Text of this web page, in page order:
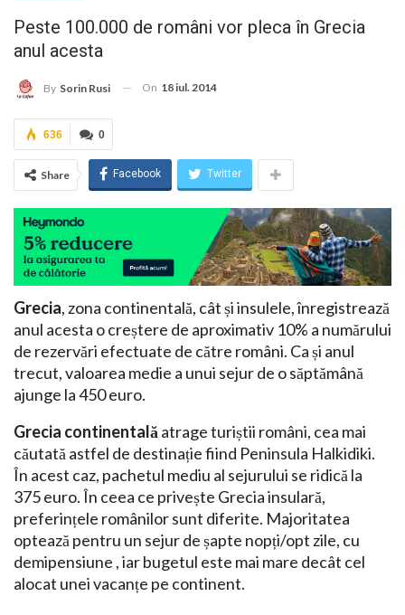
Peste 100.000 de români vor pleca în Grecia
anul acesta
By Sorin Rusi On 18 iul. 2014
0
636
Share Facebook Twitter
Grecia, zona continentală, cât și insulele, înregistrează
anul acesta o creștere de aproximativ 10% a numărului
de rezervări efectuate de către români. Ca și anul
trecut, valoarea medie a unui sejur de o săptămână
ajunge la 450 euro.
Grecia continentală atrage turiștii români, cea mai
căutată astfel de destinație fiind Peninsula Halkidiki.
În acest caz, pachetul mediu al sejurului se ridică la
375 euro. În ceea ce privește Grecia insulară,
preferințele românilor sunt diferite. Majoritatea
optează pentru un sejur de șapte nopți/opt zile, cu
demipensiune , iar bugetul este mai mare decât cel
alocat unei vacanțe pe continent.